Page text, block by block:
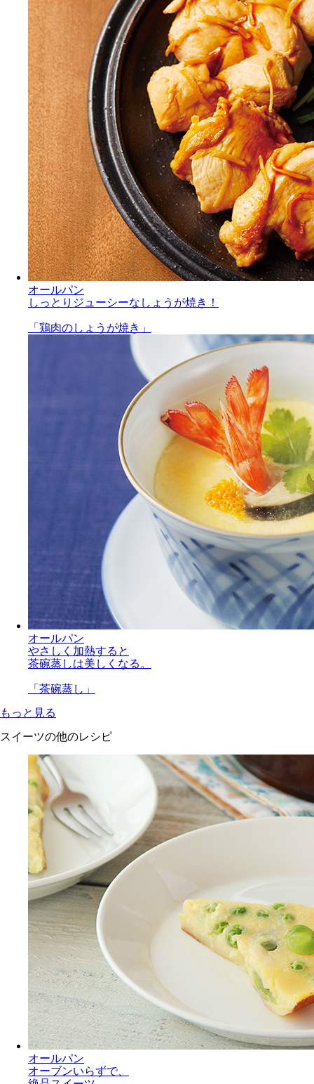
オールパン
しっとりジューシーなしょうが焼き！
「鶏肉のしょうが焼き」
オールパン
やさしく加熱すると
茶碗蒸しは美しくなる。
「茶碗蒸し」
もっと見る
スイーツの他のレシピ
オールパン
オーブンいらずで、